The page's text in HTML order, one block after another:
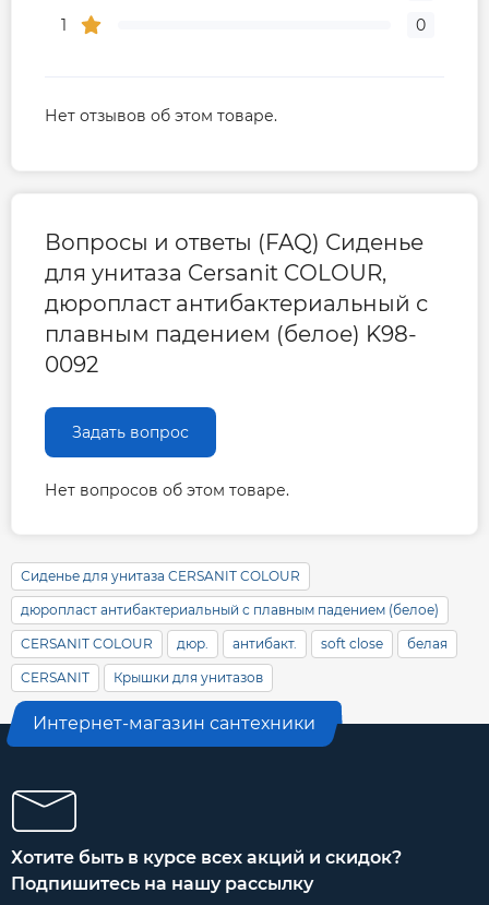
1
0
Нет отзывов об этом товаре.
Вопросы и ответы (FAQ) Сиденье
для унитаза Cersanit COLOUR,
дюропласт антибактериальный с
плавным падением (белое) K98-
0092
Задать вопрос
Нет вопросов об этом товаре.
Сиденье для унитаза CERSANIT COLOUR
дюропласт антибактериальный с плавным падением (белое)
CERSANIT COLOUR дюр. антибакт. soft close белая
CERSANIT Крышки для унитазов
Интернет-магазин сантехники
Хотите быть в курсе всех акций и скидок?
Подпишитесь на нашу рассылку